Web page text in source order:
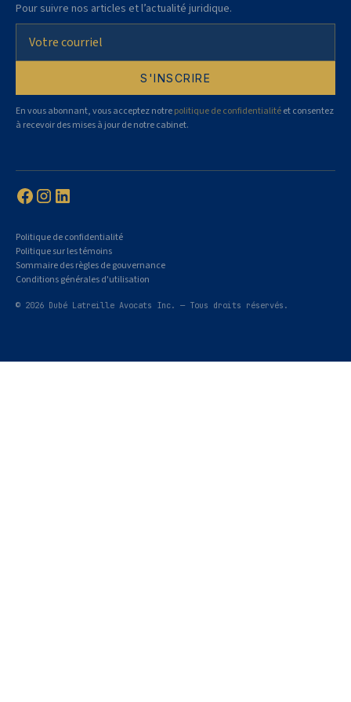
Pour suivre nos articles et l’actualité juridique.
En vous abonnant, vous acceptez notrepolitique de confidentialitéet consentez
à recevoir des mises à jour de notre cabinet.
© 2026 Dubé Latreille Avocats Inc. — Tous droits réservés.
Politique de confidentialité
Politique sur les témoins
Sommaire des règles de gouvernance
Conditions générales d'utilisation